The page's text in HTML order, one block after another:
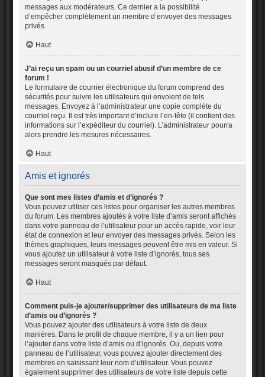
messages aux modérateurs. Ce dernier a la possibilité
d’empêcher complètement un membre d’envoyer des messages
privés.
Haut
J’ai reçu un spam ou un courriel abusif d’un membre de ce
forum !
Le formulaire de courrier électronique du forum comprend des
sécurités pour suivre les utilisateurs qui envoient de tels
messages. Envoyez à l’administrateur une copie complète du
courriel reçu. Il est très important d’inclure l’en-tête (il contient des
informations sur l’expéditeur du courriel). L’administrateur pourra
alors prendre les mesures nécessaires.
Haut
Amis et ignorés
Que sont mes listes d’amis et d’ignorés ?
Vous pouvez utiliser ces listes pour organiser les autres membres
du forum. Les membres ajoutés à votre liste d’amis seront affichés
dans votre panneau de l’utilisateur pour un accès rapide, voir leur
état de connexion et leur envoyer des messages privés. Selon les
thèmes graphiques, leurs messages peuvent être mis en valeur. Si
vous ajoutez un utilisateur à votre liste d’ignorés, tous ses
messages seront masqués par défaut.
Haut
Comment puis-je ajouter/supprimer des utilisateurs de ma liste
d’amis ou d’ignorés ?
Vous pouvez ajouter des utilisateurs à votre liste de deux
manières. Dans le profil de chaque membre, il y a un lien pour
l’ajouter dans votre liste d’amis ou d’ignorés. Ou, depuis votre
panneau de l’utilisateur, vous pouvez ajouter directement des
membres en saisissant leur nom d’utilisateur. Vous pouvez
également supprimer des utilisateurs de votre liste depuis cette